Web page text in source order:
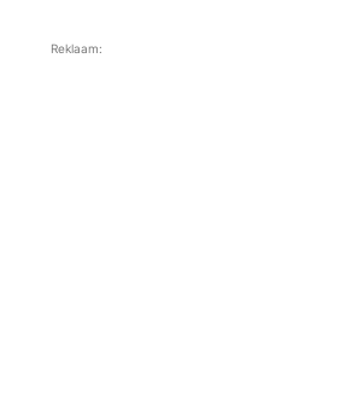
Reklaam: